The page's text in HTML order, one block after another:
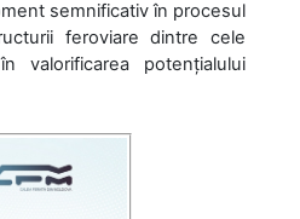
semnificativ în procesul
feroviare dintre cele
valorificarea potențialului